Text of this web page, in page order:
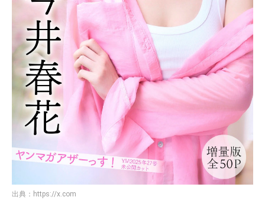
出典： https://x.com